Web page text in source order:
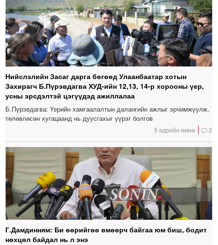
Нийслэлийн Засаг дарга бөгөөд Улаанбаатар хотын
Захирагч Б.Пүрэвдагва ХУД-ийн 12,13, 14-р хорооны үер,
усны эрсдэлтэй цэгүүдэд ажиллалаа
Б.Пүрэвдагва: Үерийн хамгаалалтын далангийн ажлыг эрчимжүүлж,
төлөвлөсөн хугацаанд нь дуусгахыг үүрэг болгов
5 өдрийн өмнө 2
Г.Дамдинням: Би өөрийгөө өмөөрч байгаа юм биш, бодит
нөхцөл байдал нь л энэ